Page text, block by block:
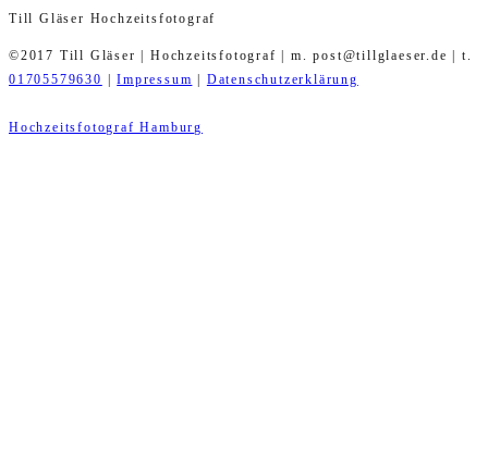
Till Gläser Hochzeitsfotograf
©2017 Till Gläser | Hochzeitsfotograf | m. post@tillglaeser.de | t.
01705579630
|Impressum Datenschutzerklärung
Hochzeitsfotograf Hamburg